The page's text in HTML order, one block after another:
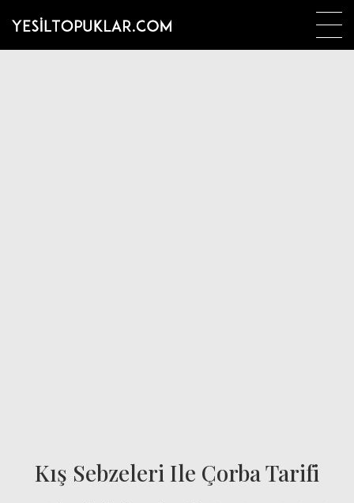
Kış Sebzeleri Ile Çorba Tarifi